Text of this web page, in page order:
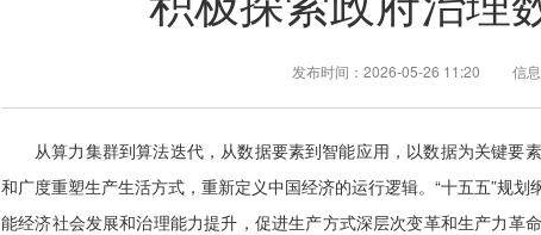
发布时间：2026-05-26 11:20 信息
从算力集群到算法迭代，从数据要素到智能应用，以数据为关键要
和广度重塑生产生活方式，重新定义中国经济的运行逻辑。“十五五”规
能经济社会发展和治理能力提升，促进生产方式深层次变革和生产力革